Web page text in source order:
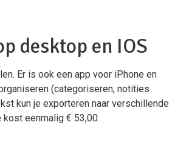
desktop en IOS
Er is ook een app voor iPhone en
(categoriseren, notities
kun je exporteren naar verschillende
eenmalig € 53,00.